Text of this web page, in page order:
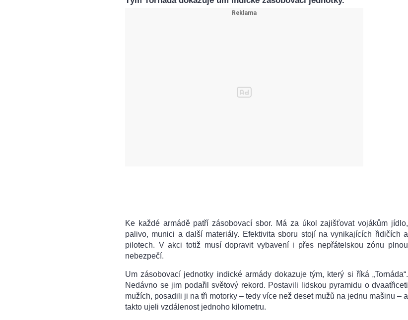
Ke každé armádě patří zásobovací sbor. Má za úkol zajišťovat vojákům jídlo,
palivo, munici a další materiály. Efektivita sboru stojí na vynikajících řidičích a
pilotech. V akci totiž musí dopravit vybavení i přes nepřátelskou zónu plnou
nebezpečí.
Um zásobovací jednotky indické armády dokazuje tým, který si říká „Tornáda“.
Nedávno se jim podařil světový rekord. Postavili lidskou pyramidu o dvaatřiceti
mužích, posadili ji na tři motorky – tedy více než deset mužů na jednu mašinu – a
takto ujeli vzdálenost jednoho kilometru.